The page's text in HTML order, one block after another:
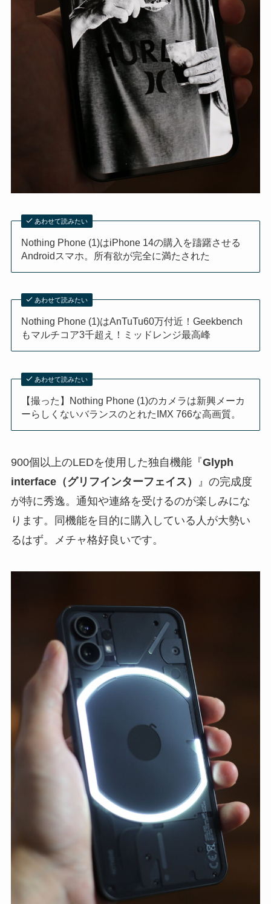
あわせて読みたい
Nothing Phone (1)はiPhone 14の購入を躊躇させる
Androidスマホ。所有欲が完全に満たされた
あわせて読みたい
Nothing Phone (1)はAnTuTu60万付近！Geekbench
もマルチコア3千超え！ミッドレンジ最高峰
あわせて読みたい
【撮った】Nothing Phone (1)のカメラは新興メーカ
ーらしくないバランスのとれたIMX 766な高画質。
900個以上のLEDを使用した独自機能『Glyph
interface（グリフインターフェイス）
』の完成度
が特に秀逸。通知や連絡を受けるのが楽しみにな
ります。同機能を目的に購入している人が大勢い
るはず。メチャ格好良いです。